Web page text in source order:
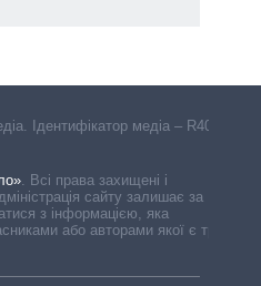
Ідентифікатор медіа – R40-
Всі права захищені і
сайту залишає за
з інформацією, яка
або авторами якої є треті